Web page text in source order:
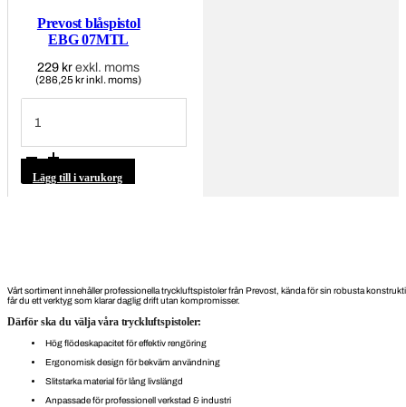
Prevost blåspistol
EBG 07MTL
229 kr exkl. moms
(286,25 kr inkl. moms)
blåspistol
EBG
mängd
Lägg till i varukorg
Vårt sortiment innehåller professionella tryckluftspistoler från Prevost, kända för sin robusta
får du ett verktyg som klarar daglig drift utan kompromisser.
Därför ska du välja våra tryckluftspistoler:
Hög flödeskapacitet för effektiv rengöring
Ergonomisk design för bekväm användning
Slitstarka material för lång livslängd
Anpassade för professionell verkstad & industri